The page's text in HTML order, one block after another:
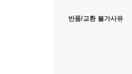
반품/교환 불가사유